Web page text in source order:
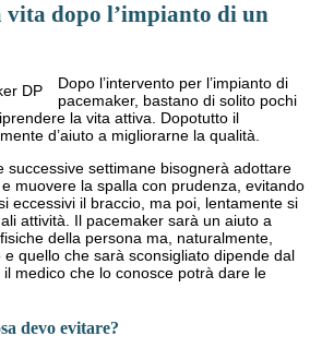
vita dopo l’impianto di un
Dopo l’intervento per l’impianto di
pacemaker, bastano di solito pochi
la vita attiva. Dopotutto il
d’aiuto a migliorarne la qualità.
successive settimane bisognerà adottare
e muovere la spalla con prudenza, evitando
eccessivi il braccio, ma poi, lentamente si
attività. Il pacemaker sarà un aiuto a
della persona ma, naturalmente,
quello che sarà sconsigliato dipende dal
medico che lo conosce potrà dare le
devo evitare?